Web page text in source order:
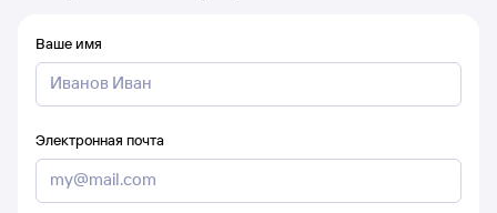
Ваше имя
Электронная почта